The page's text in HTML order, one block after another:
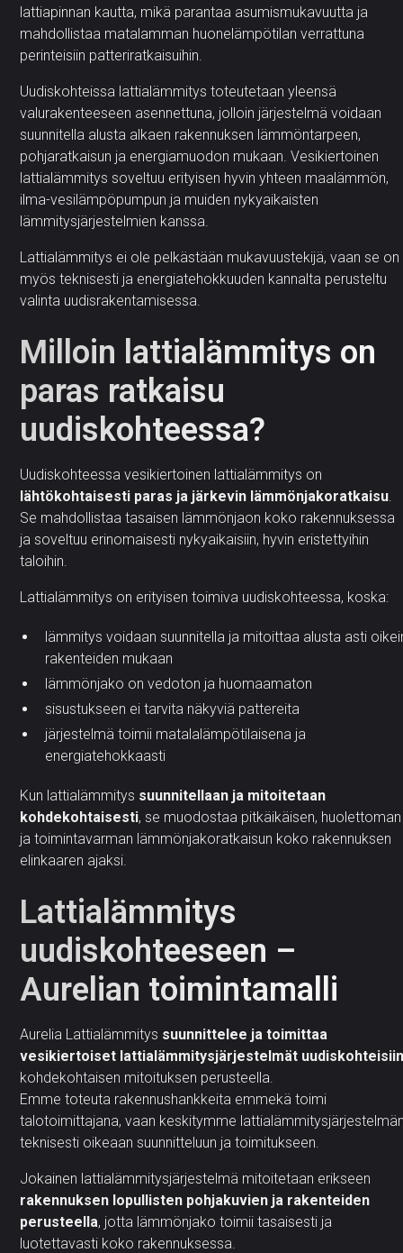
lattiapinnan kautta, mikä parantaa asumismukavuutta ja
mahdollistaa matalamman huonelämpötilan verrattuna
perinteisiin patteriratkaisuihin.
Uudiskohteissa lattialämmitys toteutetaan yleensä
valurakenteeseen asennettuna, jolloin järjestelmä voidaan
suunnitella alusta alkaen rakennuksen lämmöntarpeen,
pohjaratkaisun ja energiamuodon mukaan. Vesikiertoinen
lattialämmitys soveltuu erityisen hyvin yhteen maalämmön,
ilma-vesilämpöpumpun ja muiden nykyaikaisten
lämmitysjärjestelmien kanssa.
Lattialämmitys ei ole pelkästään mukavuustekijä, vaan se on
myös teknisesti ja energiatehokkuuden kannalta perusteltu
valinta uudisrakentamisessa.
Milloin lattialämmitys on
paras ratkaisu
uudiskohteessa?
Uudiskohteessa vesikiertoinen lattialämmitys on
lähtökohtaisesti paras ja järkevin lämmönjakoratkaisu
Se mahdollistaa tasaisen lämmönjaon koko rakennuksessa
ja soveltuu erinomaisesti nykyaikaisiin, hyvin eristettyihin
taloihin.
Lattialämmitys on erityisen toimiva uudiskohteessa, koska:
lämmitys voidaan suunnitella ja mitoittaa alusta asti
rakenteiden mukaan
lämmönjako on vedoton ja huomaamaton
sisustukseen ei tarvita näkyviä pattereita
järjestelmä toimii matalalämpötilaisena ja
energiatehokkaasti
Kun lattialämmitys suunnitellaan ja mitoitetaan
kohdekohtaisesti, se muodostaa pitkäikäisen, huolettoman
ja toimintavarman lämmönjakoratkaisun koko rakennuksen
elinkaaren ajaksi.
Lattialämmitys
uudiskohteeseen –
Aurelian toimintamalli
Aurelia Lattialämmitys suunnittelee ja toimittaa
vesikiertoiset lattialämmitysjärjestelmät
kohdekohtaisen mitoituksen perusteella.
Emme toteuta rakennushankkeita emmekä toimi
talotoimittajana, vaan keskitymme
teknisesti oikeaan suunnitteluun ja toimitukseen.
Jokainen lattialämmitysjärjestelmä mitoitetaan erikseen
rakennuksen lopullisten pohjakuvien ja rakenteiden
perusteella, jotta lämmönjako toimii tasaisesti ja
luotettavasti koko rakennuksessa.